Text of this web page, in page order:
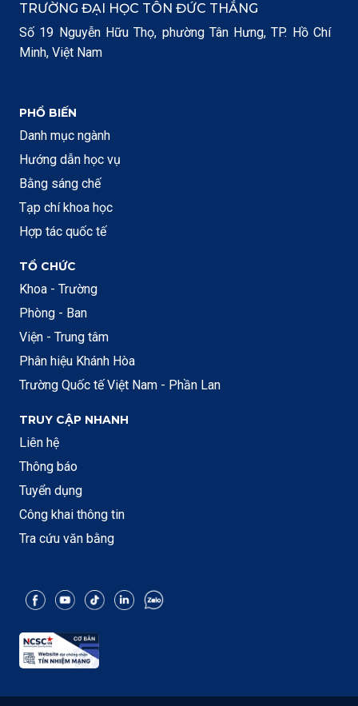
TRƯỜNG ĐẠI HỌC TÔN ĐỨC THẮNG
Số 19 Nguyễn Hữu Thọ, phường Tân Hưng, TP. Hồ Chí
Minh, Việt Nam
PHỔ BIẾN
Danh mục ngành
Hướng dẫn học vụ
Bằng sáng chế
Tạp chí khoa học
Hợp tác quốc tế
TỔ CHỨC
Khoa - Trường
Phòng - Ban
Viện - Trung tâm
Phân hiệu Khánh Hòa
Trường Quốc tế Việt Nam - Phần Lan
TRUY CẬP NHANH
Liên hệ
Thông báo
Tuyển dụng
Công khai thông tin
Tra cứu văn bằng